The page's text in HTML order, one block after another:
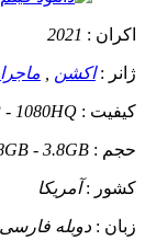
اکران : 2021
ژانر :اکشن
کیفیت : - 1080HQ
حجم : - 3.8GB
کشور :آمریکا
زبان : دوبله